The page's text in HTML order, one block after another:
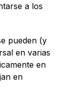
a los
pueden (y
en varias
en
en